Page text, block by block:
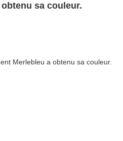
sa couleur.